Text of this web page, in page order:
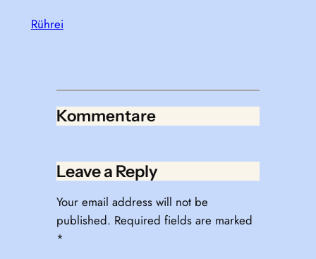
Rührei
Kommentare
Leave a Reply
Your email address will not be
published. Required fields are marked
*